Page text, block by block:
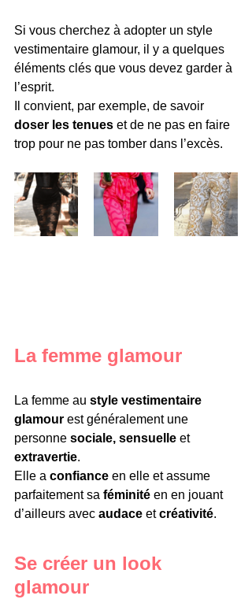
Si vous cherchez à adopter un style
vestimentaire glamour, il y a quelques
éléments clés que vous devez garder à
l’esprit.
Il convient, par exemple, de savoir
doser les tenues et de ne pas en faire
trop pour ne pas tomber dans l’excès.
La femme glamour
La femme au style vestimentaire
glamour est généralement une
personne sociale, sensuelle et
extravertie.
Elle a confiance en elle et assume
parfaitement sa féminité en en jouant
d’ailleurs avec audace et créativité.
Se créer un look
glamour